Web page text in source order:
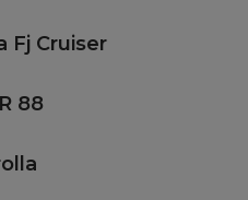
Fj Cruiser
88